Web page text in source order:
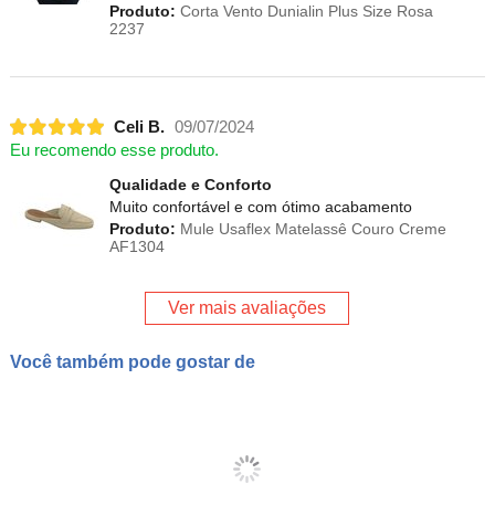
Produto: Corta Vento Dunialin Plus Size Rosa
2237
Celi B. 09/07/2024
Eu recomendo esse produto.
Qualidade e Conforto
Muito confortável e com ótimo acabamento
Produto: Mule Usaflex Matelassê Couro Creme
AF1304
Ver mais avaliações
Você também pode gostar de